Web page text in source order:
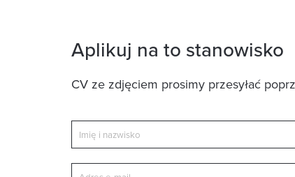
Aplikuj na to stanowisko
CV ze zdjęciem prosimy przesyłać